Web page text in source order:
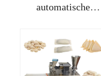
automatische
Rissois-
Machermaschine